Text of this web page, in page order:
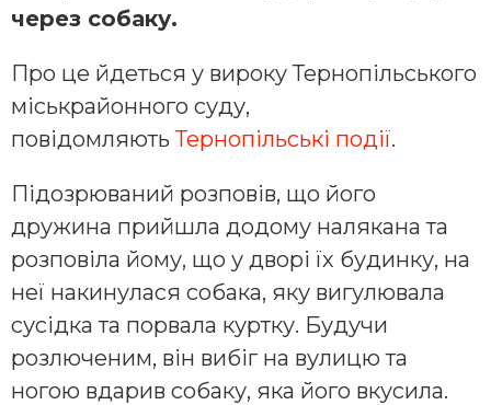
через собаку.
Про це йдеться у вироку Тернопільського
міськрайонного суду,
повідомляютьТернопільські події.
Підозрюваний розповів, що його
дружина прийшла додому налякана та
розповіла йому, що у дворі їх будинку, на
неї накинулася собака, яку вигулювала
сусідка та порвала куртку. Будучи
розлюченим, він вибіг на вулицю та
ногою вдарив собаку, яка його вкусила.